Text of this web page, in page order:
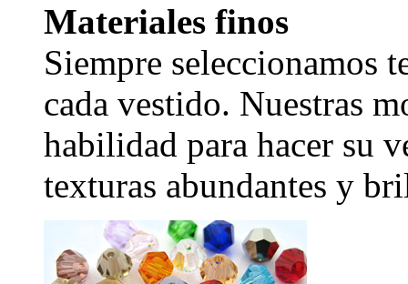
Materiales finos
Siempre seleccionamos
cada vestido. Nuestras
habilidad para hacer su
texturas abundantes y